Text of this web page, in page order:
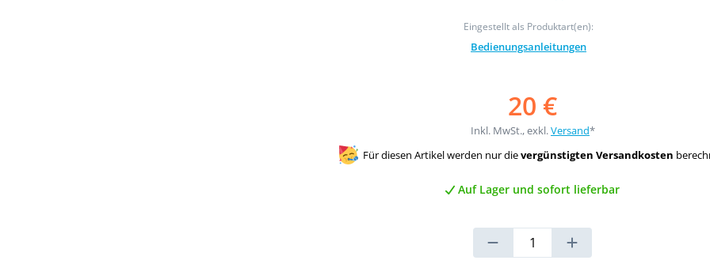
Eingestellt als Produktart(en):
Bedienungsanleitungen
20 €
Inkl. MwSt., exkl.Versand*
Für diesen Artikel werden nur dievergünstigten Versandkosten
Auf Lager und sofort lieferbar